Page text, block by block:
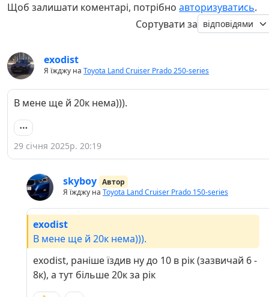
Щоб залишати коментарі, потрібно авторизуватись.
Сортувати за
exodist
Я їжджу на Toyota Land Cruiser Prado 250-series
В мене ще й 20к нема))).
29 січня 2025р. 20:19
skyboy Автор
Я їжджу на Toyota Land Cruiser Prado 150-series
exodist
В мене ще й 20к нема))).
exodist, раніше їздив ну до 10 в рік (зазвичай 6 -
8к), а тут більше 20к за рік